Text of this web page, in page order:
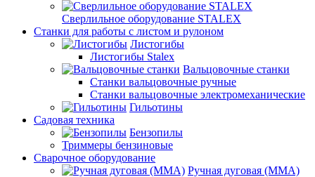
Сверлильное оборудование STALEX
Станки для работы с листом и рулоном
Листогибы
Листогибы Stalex
Вальцовочные станки
Станки вальцовочные ручные
Станки вальцовочные электромеханические
Гильотины
Садовая техника
Бензопилы
Триммеры бензиновые
Сварочное оборудование
Ручная дуговая (MMA)